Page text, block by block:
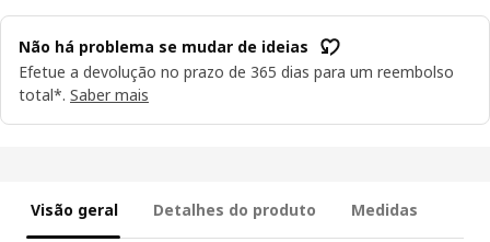
Não há problema se mudar de ideias
Efetue a devolução no prazo de 365 dias para um reembolso
total*. Saber mais
Visão geral Detalhes do produto Medidas